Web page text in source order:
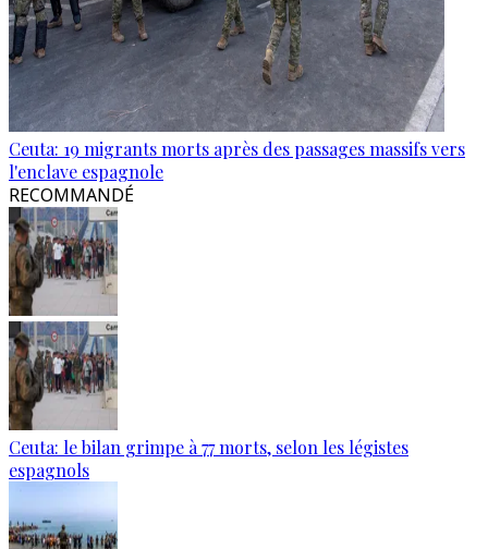
Ceuta: 19 migrants morts après des passages massifs vers
l'enclave espagnole
RECOMMANDÉ
Ceuta: le bilan grimpe à 77 morts, selon les légistes
espagnols